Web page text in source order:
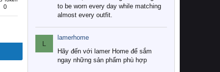
0
to be worn every day while matching
almost every outfit.
L
lamerhome
Hãy đến với lamer Home để sắm
ngay những sản phẩm phù hợp